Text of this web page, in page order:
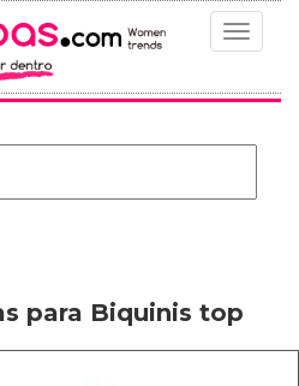
Toggle
para Biquinis top